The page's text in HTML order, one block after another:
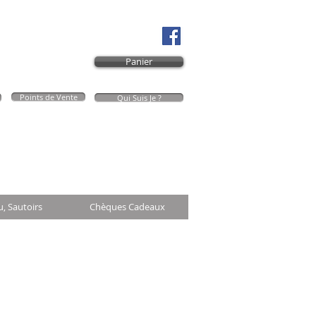
Points de Vente Qui Suis Je ?
Panier
Sautoirs Chèques Cadeaux